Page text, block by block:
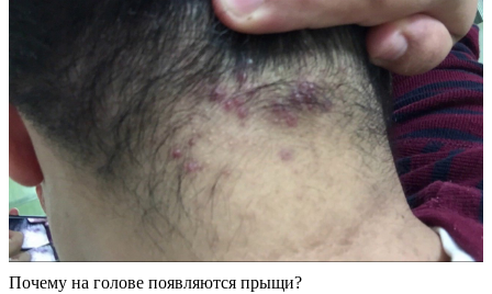
Почему на голове появляются прыщи?